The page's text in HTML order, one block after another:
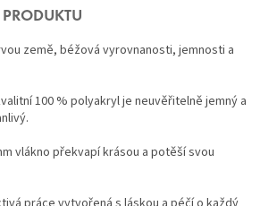
země, béžová vyrovnanosti, jemnosti a
100 % polyakryl je neuvěřitelně jemný a
vlákno překvapí krásou a potěší svou